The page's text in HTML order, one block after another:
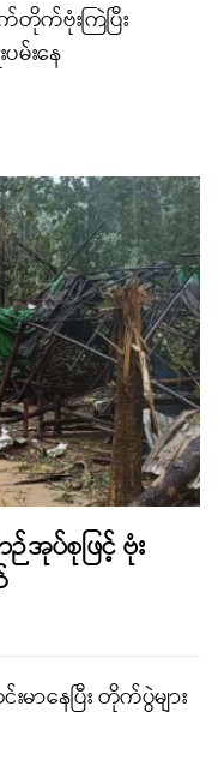
က်ဗုံးကြဲပြီး
မ်းနေ
ပ်စုဖြင့် ဗုံး
ာနေပြီး တိုက်ပွဲများ